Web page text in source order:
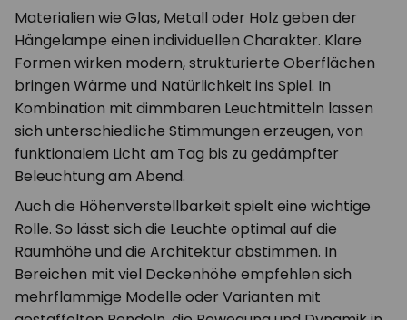
Materialien wie Glas, Metall oder Holz geben der
Hängelampe einen individuellen Charakter. Klare
Formen wirken modern, strukturierte Oberflächen
bringen Wärme und Natürlichkeit ins Spiel. In
Kombination mit dimmbaren Leuchtmitteln lassen
sich unterschiedliche Stimmungen erzeugen, von
funktionalem Licht am Tag bis zu gedämpfter
Beleuchtung am Abend.
Auch die Höhenverstellbarkeit spielt eine wichtige
Rolle. So lässt sich die Leuchte optimal auf die
Raumhöhe und die Architektur abstimmen. In
Bereichen mit viel Deckenhöhe empfehlen sich
mehrflammige Modelle oder Varianten mit